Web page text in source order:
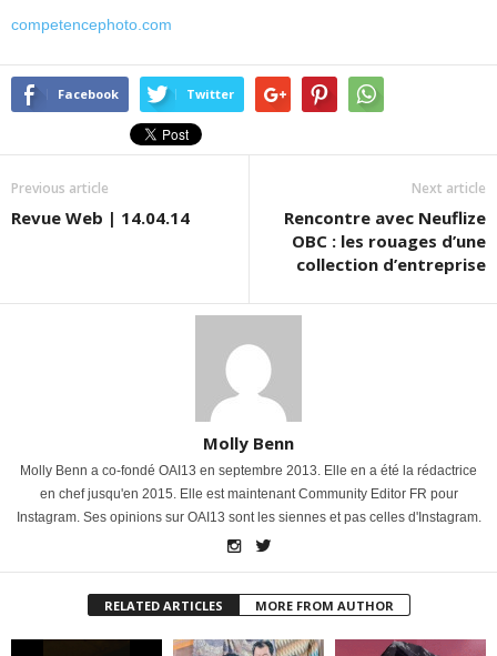
competencephoto.com
Facebook Twitter
Previous article
Revue Web | 14.04.14
Next article
Rencontre avec Neuflize
OBC : les rouages d’une
collection d’entreprise
Molly Benn
Molly Benn a co-fondé OAI13 en septembre 2013. Elle en a été la rédactrice
en chef jusqu'en 2015. Elle est maintenant Community Editor FR pour
Instagram. Ses opinions sur OAI13 sont les siennes et pas celles d'Instagram.
RELATED ARTICLES MORE FROM AUTHOR